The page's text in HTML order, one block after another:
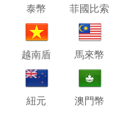
泰幣 菲國比索
越南盾 馬來幣
紐元 澳門幣